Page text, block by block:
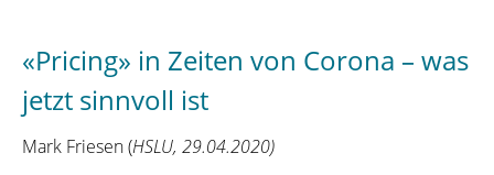
Parkraum-
«Pricing» in Zeiten von Corona – was
jetzt sinnvoll ist
Mark Friesen (HSLU, 29.04.2020)